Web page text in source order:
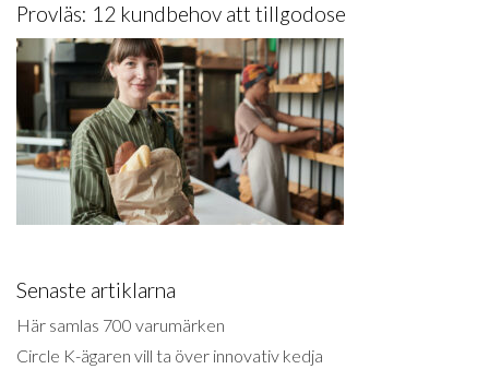
Provläs: 12 kundbehov att tillgodose
Senaste artiklarna
Här samlas 700 varumärken
Circle K-ägaren vill ta över innovativ kedja